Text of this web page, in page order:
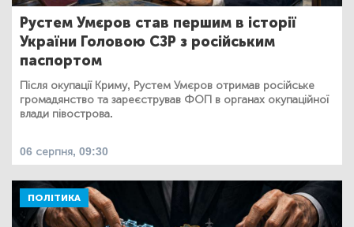
Рустем Умєров став першим в історії
України Головою СЗР з російським
паспортом
Після окупації Криму, Рустем Умєров отримав російське
громадянство та зареєстрував ФОП в органах окупаційної
влади півострова.
06 серпня, 09:30
ПОЛІТИКА